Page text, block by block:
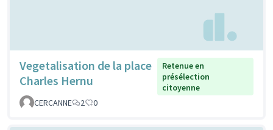
Vegetalisation de la place
Charles Hernu
Retenue en
présélection
citoyenne
CERCANNE
2 0